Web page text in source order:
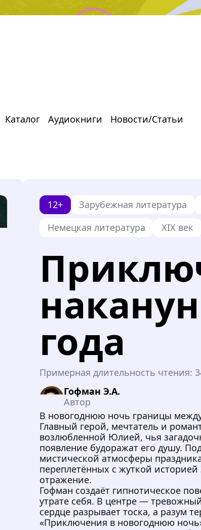
Каталог Аудиокниги Новости/Статьи
12+ Зарубежная литература
Немецкая литература
XIX век
года
Примерная длительность чтения:
Гофман Э.А.
Автор
В новогоднюю ночь границы
Главный герой, мечтатель и
возлюбленной Юлией, чья
появление будоражат его душу.
мистической атмосферы
переплетённых с жуткой
отражение.
Гофман создаёт гипнотическое
утрате себя. В центре —
сердце разрывает тоска, а разум
«Приключения в новогоднюю